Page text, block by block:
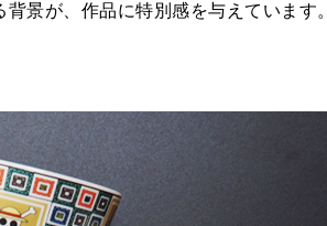
景が、作品に特別感を与えています。